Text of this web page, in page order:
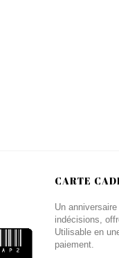
CARTE
Un
indécisions,
Utilisable en
paiement.